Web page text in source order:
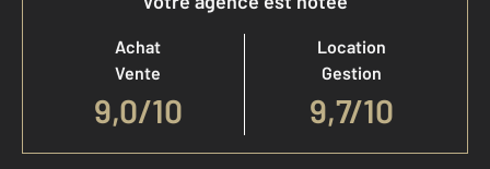
Achat
Vente
9,0/10
Location
Gestion
9,7/10